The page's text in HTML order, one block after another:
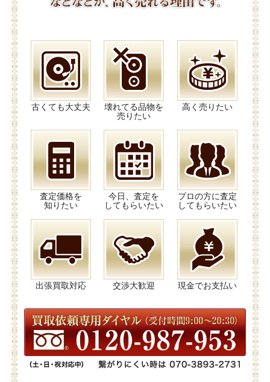
古くても大丈夫
壊れてる品物を
売りたい
高く売りたい
査定価格を
知りたい
今日、査定を
してもらいたい
プロの方に査定
してもらいたい
出張買取対応 交渉大歓迎 現金でお支払い